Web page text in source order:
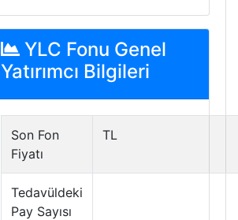
YLC Fonu Genel
Yatırımcı Bilgileri
Son Fon
Fiyatı
TL
Tedavüldeki
Pay Sayısı